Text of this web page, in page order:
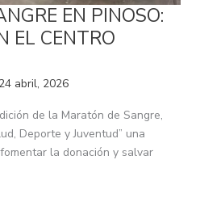
EN PINOSO:
EL CENTRO
24 abril, 2026
de la Maratón de Sangre,
Deporte y Juventud” una
la donación y salvar